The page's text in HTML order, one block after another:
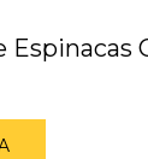
Espinacas